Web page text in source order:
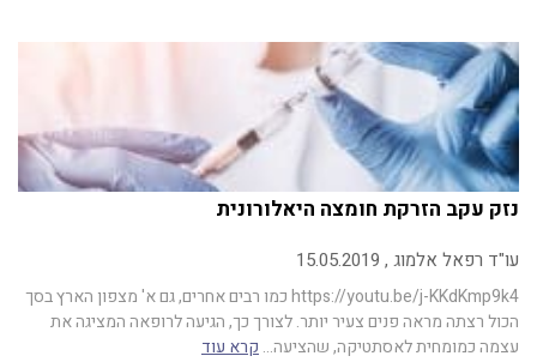
נזק עקב הזרקת חומצה היאלורונית
עו"ד רפאל אלמוג , 15.05.2019
https://youtu.be/j-KKdKmp9k4 כמו רבים אחרים, גם א' מצפון הארץ בסך
הכול רצתה מראה פנים צעיר יותר. לצורך כך, הגיעה לרופאה המציגה את
עצמה כמומחית לאסתטיקה, שהציעה…קרא עוד